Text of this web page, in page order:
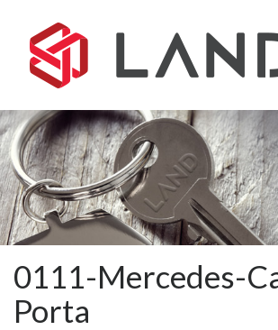
conteúdo
0111-Mercedes-
Porta